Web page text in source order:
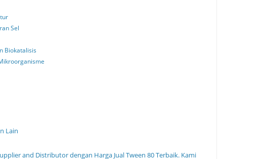
Sel
Biokatalisis
Lain
and Distributor dengan Harga Jual Tween 80 Terbaik. Kami